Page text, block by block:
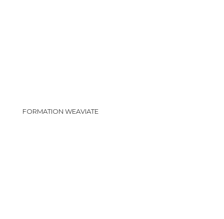
FORMATION WEAVIATE